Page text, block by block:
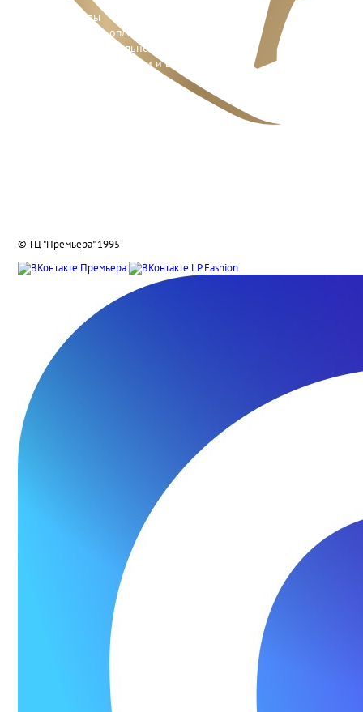
Отзывы
Способы оплаты
Система лояльности
Условия доставки и возврата
© ТЦ "Премьера" 1995